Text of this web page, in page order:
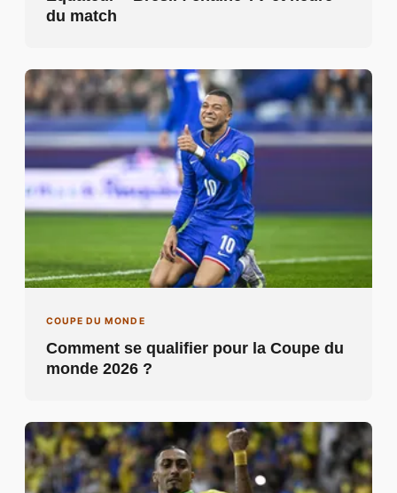
COUPE DU MONDE
Comment se qualifier pour la Coupe du